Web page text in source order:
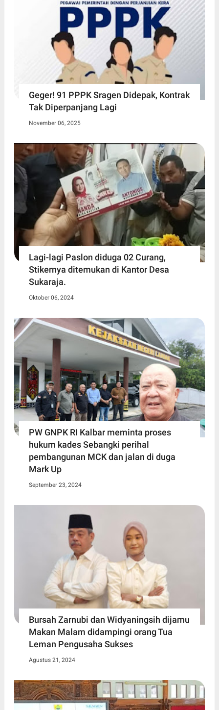
Geger! 91 PPPK Sragen Didepak, Kontrak
Tak Diperpanjang Lagi
November 06, 2025
Lagi-lagi Paslon diduga 02 Curang,
Stikernya ditemukan di Kantor Desa
Sukaraja.
Oktober 06, 2024
PW GNPK RI Kalbar meminta proses
hukum kades Sebangki perihal
pembangunan MCK dan jalan di duga
Mark Up
September 23, 2024
Bursah Zarnubi dan Widyaningsih dijamu
Makan Malam didampingi orang Tua
Leman Pengusaha Sukses
Agustus 21, 2024